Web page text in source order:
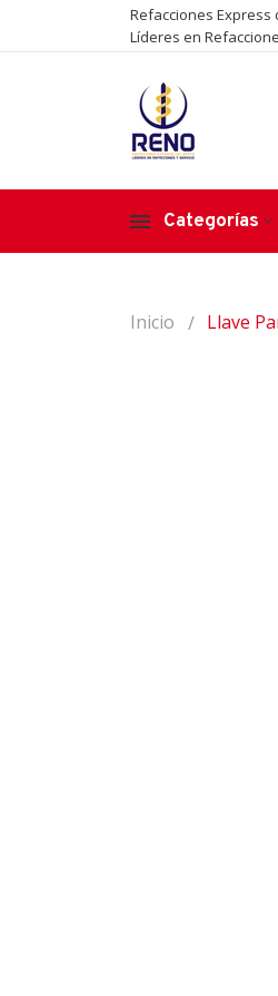
Refacciones Express
Líderes en
Categorías
Inicio Llave